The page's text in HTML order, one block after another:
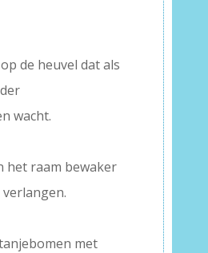
de heuvel dat als
wacht.
het raam bewaker
met